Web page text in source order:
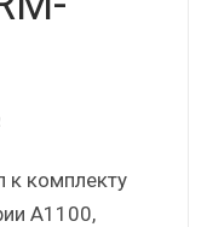
к комплекту
A1100,